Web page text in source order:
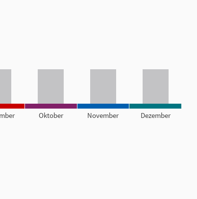
Oktober November Dezember